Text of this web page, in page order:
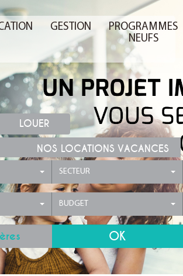
GESTION
PROGRAMMES
NEUFS
LOUER
NOS LOCATIONS VACANCES
SECTEUR
BUDGET